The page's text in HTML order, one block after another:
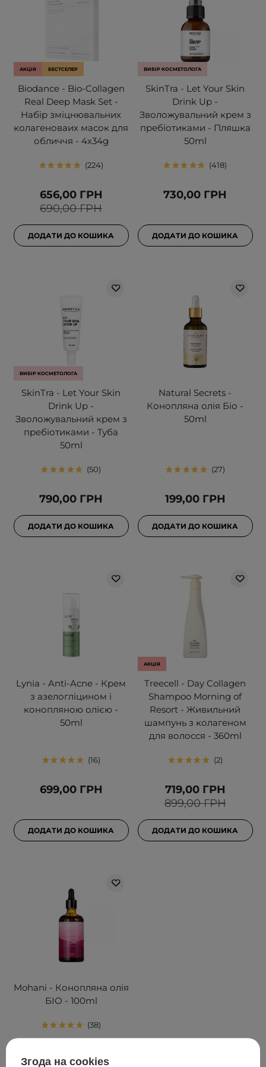
АКЦІЯ БЕСТСЕЛЕР
Biodance - Bio-Collagen
Real Deep Mask Set -
Набір зміцнювальних
колагеноваих масок для
обличчя - 4x34g
224
690,00 ГРН
656,00 ГРН
ДОДАТИ ДО КОШИКА
ВИБІР КОСМЕТОЛОГА
SkinTra - Let Your Skin
Drink Up -
Зволожувальний крем з
пребіотиками - Пляшка
50ml
418
730,00 ГРН
ДОДАТИ ДО КОШИКА
ВИБІР КОСМЕТОЛОГА
SkinTra - Let Your Skin
Drink Up -
Зволожувальний крем з
пребіотиками - Туба
50ml
50
790,00 ГРН
ДОДАТИ ДО КОШИКА
Natural Secrets -
Конопляна олія Біо -
50ml
27
199,00 ГРН
ДОДАТИ ДО КОШИКА
Lynia - Anti-Acne - Крем
з азелогліцином і
конопляною олією -
50ml
16
699,00 ГРН
ДОДАТИ ДО КОШИКА
АКЦІЯ
Treecell - Day Collagen
Shampoo Morning of
Resort - Живильний
шампунь з колагеном
для волосся - 360ml
2
899,00 ГРН
719,00 ГРН
ДОДАТИ ДО КОШИКА
Mohani - Конопляна олія
БІО - 100ml
38
299,00 ГРН
Згода на cookies